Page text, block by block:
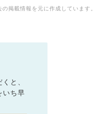
掲載情報を元に作成しています。
と、
いち早